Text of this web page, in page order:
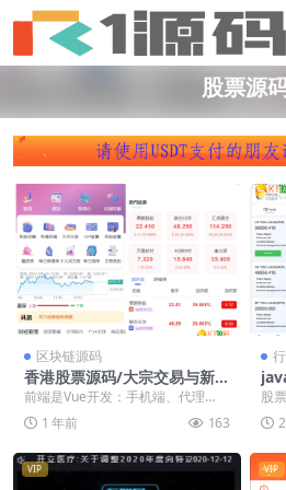
股票源
区块链源码
香港股票源码/大宗交易与新股
申购系统源码/视频搭建教程
前端是Vue开发：手机端、代理
端、后台均采用Vue.js开发，确保
用户操作流畅，...
1 年前 163
置顶
美
票
股
开
交
VIP VIP